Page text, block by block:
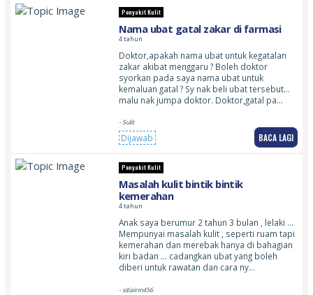
Penyakit Kulit
Nama ubat gatal zakar di farmasi
4 tahun
Doktor,apakah nama ubat untuk kegatalan
zakar akibat menggaru ? Boleh doktor
syorkan pada saya nama ubat untuk
kemaluan gatal ? Sy nak beli ubat tersebut…
malu nak jumpa doktor. Doktor,gatal pa…
- Sulit
Dijawab BACA LAGI
Penyakit Kulit
Masalah kulit bintik bintik
kemerahan
4 tahun
Anak saya berumur 2 tahun 3 bulan , lelaki …
Mempunyai masalah kulit , seperti ruam tapi
kemerahan dan merebak hanya di bahagian
kiri badan … cadangkan ubat yang boleh
diberi untuk rawatan dan cara ny…
- sitiairin456